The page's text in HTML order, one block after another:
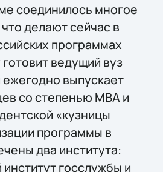
соединилось многое
делают сейчас в
программах
ведущий вуз
выпускает
со степенью МВА и
«кузницы
программы в
два института:
госслужбы и